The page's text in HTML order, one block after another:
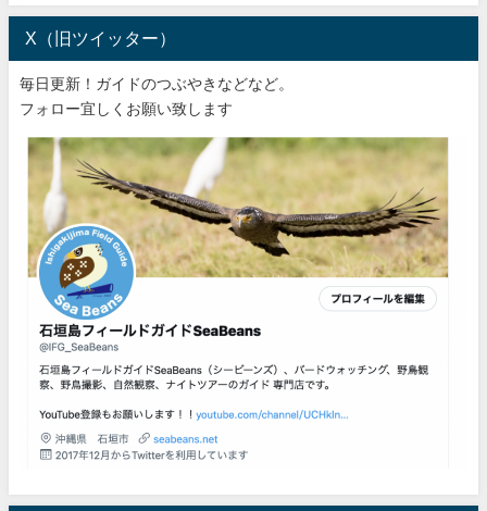
X（旧ツイッター）
毎日更新！ガイドのつぶやきなどなど。
フォロー宜しくお願い致します